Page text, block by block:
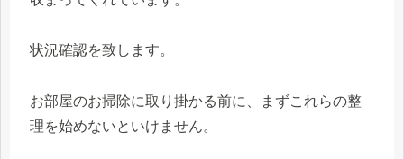
状況確認を致します。
お部屋のお掃除に取り掛かる前に、まずこれらの整
理を始めないといけません。